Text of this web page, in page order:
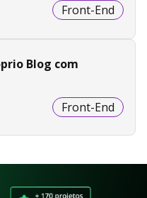
Front-End
Blog com
Front-End